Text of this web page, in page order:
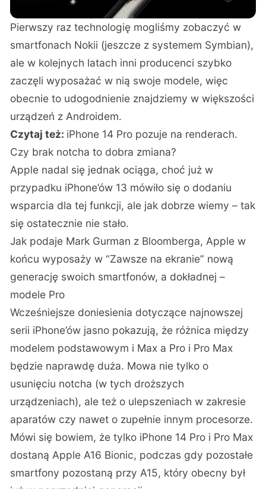
Pierwszy raz technologię mogliśmy zobaczyć w
smartfonach Nokii (jeszcze z systemem Symbian),
ale w kolejnych latach inni producenci szybko
zaczęli wyposażać w nią swoje modele, więc
obecnie to udogodnienie znajdziemy w większości
urządzeń z Androidem.
Czytaj też: iPhone 14 Pro pozuje na renderach.
Czy brak notcha to dobra zmiana?
Apple nadal się jednak ociąga, choć już w
przypadku iPhone’ów 13 mówiło się o dodaniu
wsparcia dla tej funkcji, ale jak dobrze wiemy – tak
się ostatecznie nie stało.
Jak podaje Mark Gurman z Bloomberga, Apple w
końcu wyposaży w “Zawsze na ekranie” nową
generację swoich smartfonów, a dokładnej –
modele Pro
Wcześniejsze doniesienia dotyczące najnowszej
serii iPhone’ów jasno pokazują, że różnica między
modelem podstawowym i Max a Pro i Pro Max
będzie naprawdę duża. Mowa nie tylko o
usunięciu notcha (w tych droższych
urządzeniach), ale też o ulepszeniach w zakresie
aparatów czy nawet o zupełnie innym procesorze.
Mówi się bowiem, że tylko iPhone 14 Pro i Pro Max
dostaną Apple A16 Bionic, podczas gdy pozostałe
smartfony pozostaną przy A15, który obecny był